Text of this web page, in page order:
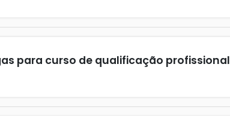
para curso de qualificação profissional